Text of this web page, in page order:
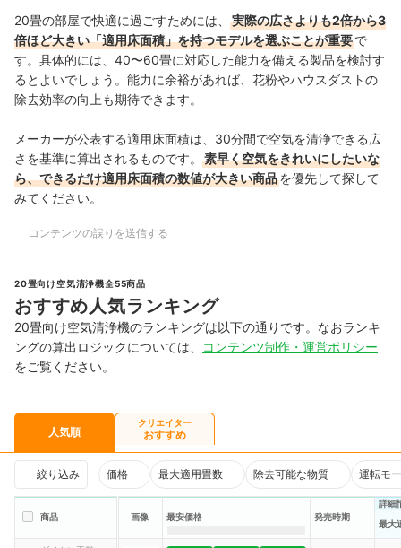
20畳の部屋で快適に過ごすためには、
実際の広さよりも2倍から3
倍ほど大きい「適用床面積」を持つモデルを選ぶことが重要で
す。具体的には、40〜60畳に対応した能力を備える製品を検討す
るとよいでしょう。能力に余裕があれば、花粉やハウスダストの
除去効率の向上も期待できます。
メーカーが公表する適用床面積は、30分間で空気を清浄できる広
さを基準に算出されるものです。
素早く空気をきれいにしたいな
ら、できるだけ適用床面積の数値が大きい商品を優先して探して
みてください。
コンテンツの誤りを送信する
20畳向け空気清浄機全55商品
おすすめ人気ランキング
20畳向け空気清浄機のランキングは以下の通りです。なおランキ
ングの算出ロジックについては、
コンテンツ制作・運営ポリシー
をご覧ください。
人気順
クリエイター
おすすめ
絞り込み 価格 最大適用畳数 除去可能な物質 運転モ
商品 画像 最安価格 発売時期
詳細
最大